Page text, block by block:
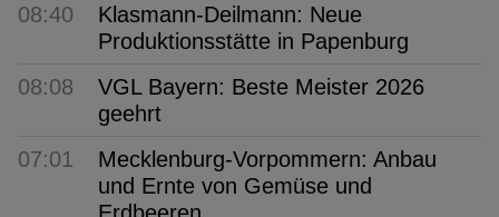
08:40
Klasmann-Deilmann: Neue
Produktionsstätte in Papenburg
08:08
VGL Bayern: Beste Meister 2026
geehrt
07:01
Mecklenburg-Vorpommern: Anbau
und Ernte von Gemüse und